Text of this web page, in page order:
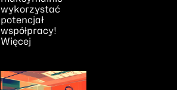
wykorzystać
potencjał
współpracy!
Więcej